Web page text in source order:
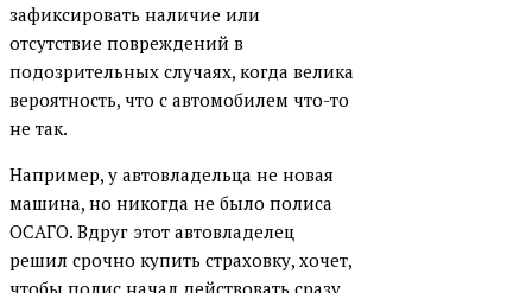
зафиксировать наличие или
отсутствие повреждений в
подозрительных случаях, когда велика
вероятность, что с автомобилем что-то
не так.
Например, у автовладельца не новая
машина, но никогда не было полиса
ОСАГО. Вдруг этот автовладелец
решил срочно купить страховку, хочет,
чтобы полис начал действовать сразу